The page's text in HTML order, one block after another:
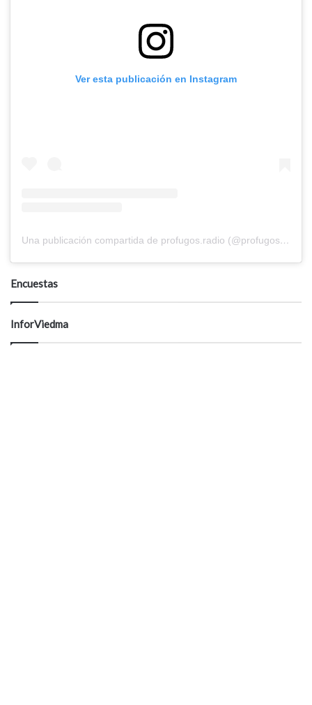
Ver esta publicación en Instagram
Una publicación compartida de profugos.radio (@profugos.radio)
Encuestas
InforViedma